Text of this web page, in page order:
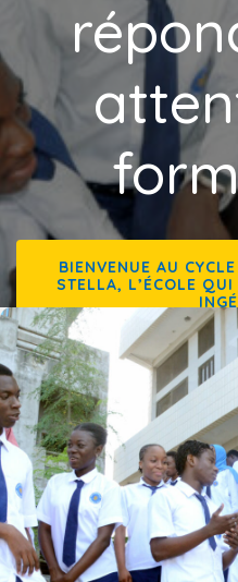
BIENVENUE AU
STELLA, L’ÉCOLE